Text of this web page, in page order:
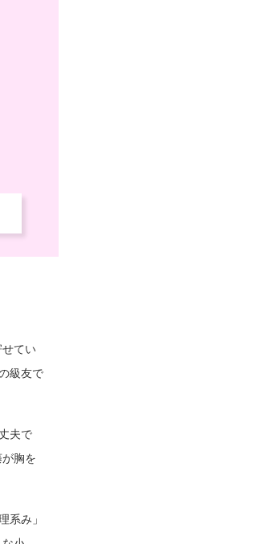
てい
級友で
夫で
胸を
系み」